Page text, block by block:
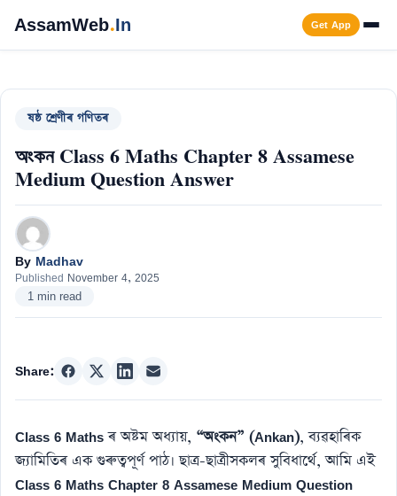
content
AssamWeb.In Get App
ষষ্ঠ শ্ৰেণীৰ গণিতৰ
অংকন Class 6 Maths Chapter 8 Assamese
Medium Question Answer
By Madhav
Published November 4, 2025
1 min read
Share:
Class 6 Mathsৰ অষ্টম অধ্যায়, “অংকন” (Ankan), ব্যৱহাৰিক
জ্যামিতিৰ এক গুৰুত্বপূৰ্ণ পাঠ। ছাত্ৰ-ছাত্ৰীসকলৰ সুবিধাৰ্থে, আমি এই
Class 6 Maths Chapter 8 Assamese Medium Question